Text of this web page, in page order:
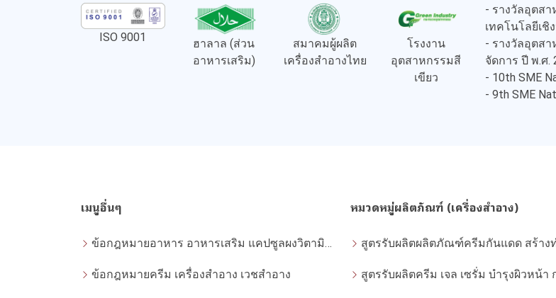
ISO 9001
ฮาลาล (ส่วน
อาหารเสริม)
สมาคมผู้ผลิต
เครื่องสำอางไทย
โรงงาน
อุตสาหกรรมสี
เขียว
- รางวัลอุตส
เทคโนโลยีเชิ
- รางวัลอุตส
จัดการ ปี พ.ศ.
- 10th SME
- 9th SME
เมนูอื่นๆ
ข้อกฎหมายอาหาร อาหารเสริม แคปซูลผงวิตามินชงดื่ม
ข้อกฎหมายครีม เครื่องสำอาง เวชสำอาง
หมวดหมู่ผลิตภัณฑ์ (เครื่องสำอาง)